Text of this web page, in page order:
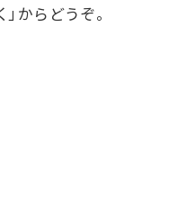
からどうぞ。